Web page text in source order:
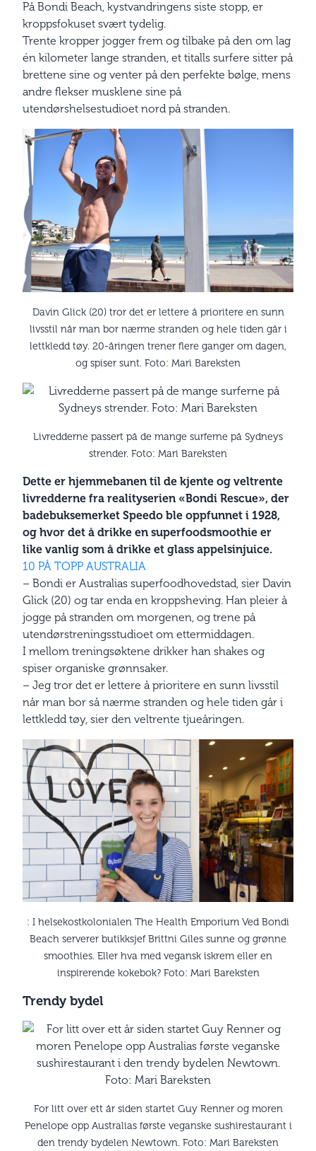
På Bondi Beach, kystvandringens siste stopp, er
kroppsfokuset svært tydelig.
Trente kropper jogger frem og tilbake på den om lag
én kilometer lange stranden, et titalls surfere sitter på
brettene sine og venter på den perfekte bølge, mens
andre flekser musklene sine på
utendørshelsestudioet nord på stranden.
Davin Glick (20) tror det er lettere å prioritere en sunn
livsstil når man bor nærme stranden og hele tiden går i
lettkledd tøy. 20-åringen trener flere ganger om dagen,
og spiser sunt. Foto: Mari Bareksten
Livredderne passert på de mange surferne på Sydneys
strender. Foto: Mari Bareksten
Dette er hjemmebanen til de kjente og veltrente
livredderne fra realityserien «Bondi Rescue», der
badebuksemerket Speedo ble oppfunnet i 1928,
og hvor det å drikke en superfoodsmoothie er
like vanlig som å drikke et glass appelsinjuice.
10 PÅ TOPP AUSTRALIA
– Bondi er Australias superfoodhovedstad, sier Davin
Glick (20) og tar enda en kroppsheving. Han pleier å
jogge på stranden om morgenen, og trene på
utendørstreningsstudioet om ettermiddagen.
I mellom treningsøktene drikker han shakes og
spiser organiske grønnsaker.
– Jeg tror det er lettere å prioritere en sunn livsstil
når man bor så nærme stranden og hele tiden går i
lettkledd tøy, sier den veltrente tjueåringen.
: I helsekostkolonialen The Health Emporium Ved Bondi
Beach serverer butikksjef Brittni Giles sunne og grønne
smoothies. Eller hva med vegansk iskrem eller en
inspirerende kokebok? Foto: Mari Bareksten
Trendy bydel
For litt over ett år siden startet Guy Renner og moren
Penelope opp Australias første veganske sushirestaurant i
den trendy bydelen Newtown. Foto: Mari Bareksten